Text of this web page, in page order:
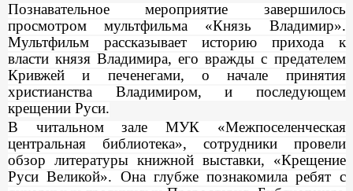
Познавательное мероприятие завершилось
просмотром мультфильма «Князь Владимир».
Мультфильм рассказывает историю прихода к
власти князя Владимира, его вражды с предателем
Кривжей и печенегами, о начале принятия
христианства Владимиром, и последующем
крещении Руси.
В читальном зале МУК «Межпоселенческая
центральная библиотека», сотрудники провели
обзор литературы книжной выставки, «Крещение
Руси Великой». Она глубже познакомила ребят с